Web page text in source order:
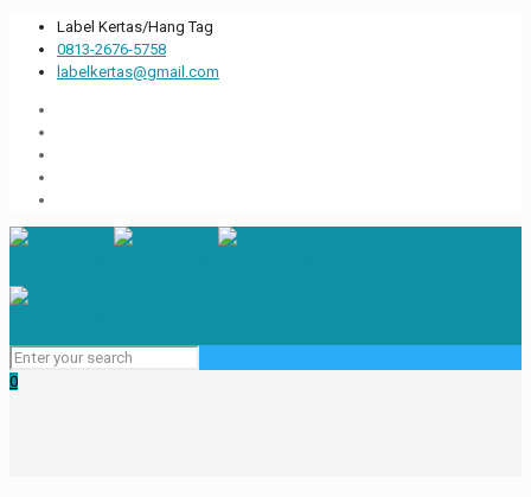
Label Kertas/Hang Tag
0813-2676-5758
labelkertas@gmail.com
0